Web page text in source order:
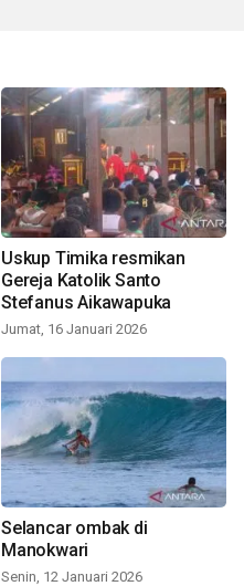
Uskup Timika resmikan
Gereja Katolik Santo
Stefanus Aikawapuka
Jumat, 16 Januari 2026
Selancar ombak di
Manokwari
Senin, 12 Januari 2026